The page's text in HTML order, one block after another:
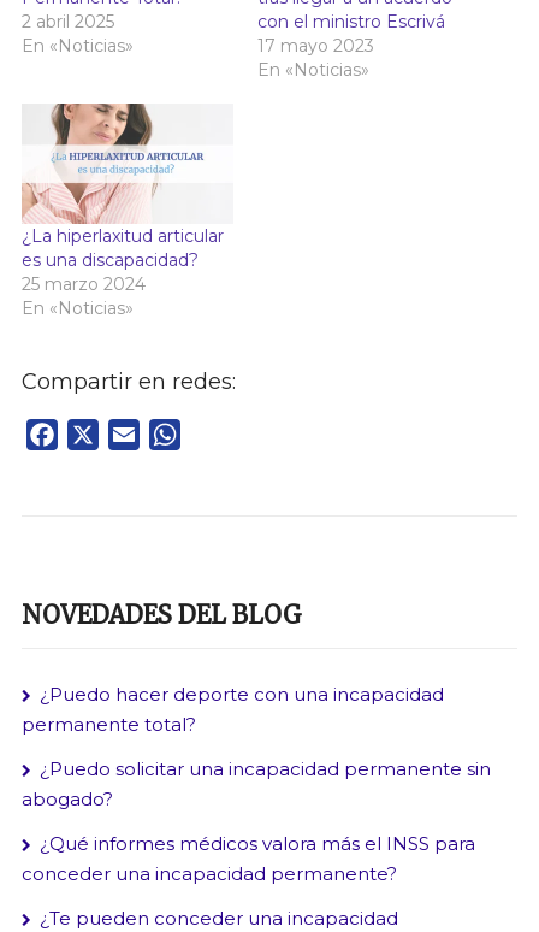
2 abril 2025
En «Noticias»
con el ministro Escrivá
17 mayo 2023
En «Noticias»
¿La hiperlaxitud articular
es una discapacidad?
25 marzo 2024
En «Noticias»
Compartir en redes:
Facebook Email
NOVEDADES DEL BLOG
¿Puedo hacer deporte con una incapacidad
permanente total?
¿Puedo solicitar una incapacidad permanente sin
abogado?
¿Qué informes médicos valora más el INSS para
conceder una incapacidad permanente?
¿Te pueden conceder una incapacidad